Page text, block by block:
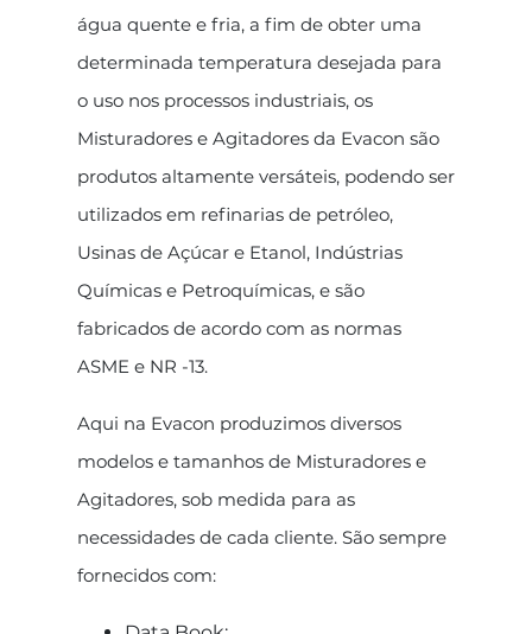
água quente e fria, a fim de obter uma
determinada temperatura desejada para
o uso nos processos industriais, os
Misturadores e Agitadores da Evacon são
produtos altamente versáteis, podendo ser
utilizados em refinarias de petróleo,
Usinas de Açúcar e Etanol, Indústrias
Químicas e Petroquímicas, e são
fabricados de acordo com as normas
ASME e NR -13.
Aqui na Evacon produzimos diversos
modelos e tamanhos de Misturadores e
Agitadores, sob medida para as
necessidades de cada cliente. São sempre
fornecidos com: